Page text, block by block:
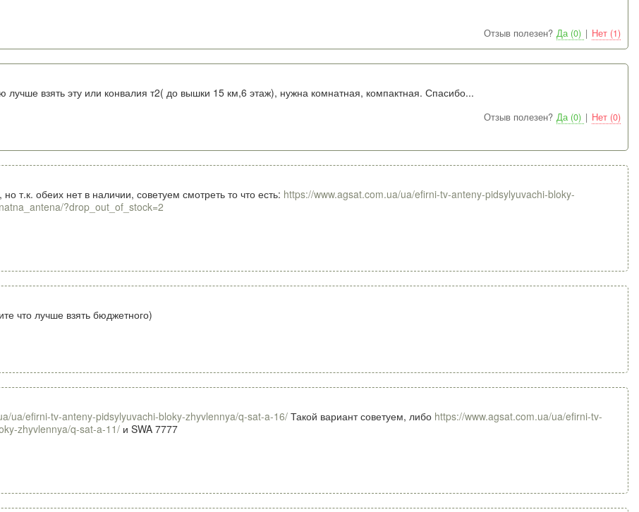
Отзыв полезен? Да (0) | Нет (1)
лучше взять эту или конвалия т2( до вышки 15 км,6 этаж), нужна комнатная, компактная. Спасибо...
Отзыв полезен? Да (0) | Нет (0)
т.к. обеих нет в наличии, советуем смотреть то что есть: https://www.agsat.com.ua/ua/efirni-tv-anteny-pidsylyuvachi-bloky-
?drop_out_of_stock=2
что лучше взять бюджетного)
ua/efirni-tv-anteny-pidsylyuvachi-bloky-zhyvlennya/q-sat-a-16/ Такой вариант советуем, либо https://www.agsat.com.ua/ua/efirni-tv-
zhyvlennya/q-sat-a-11/ и SWA 7777